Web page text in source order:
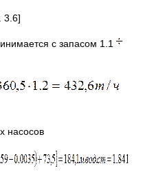
3.6]
с запасом 1.1
насосов